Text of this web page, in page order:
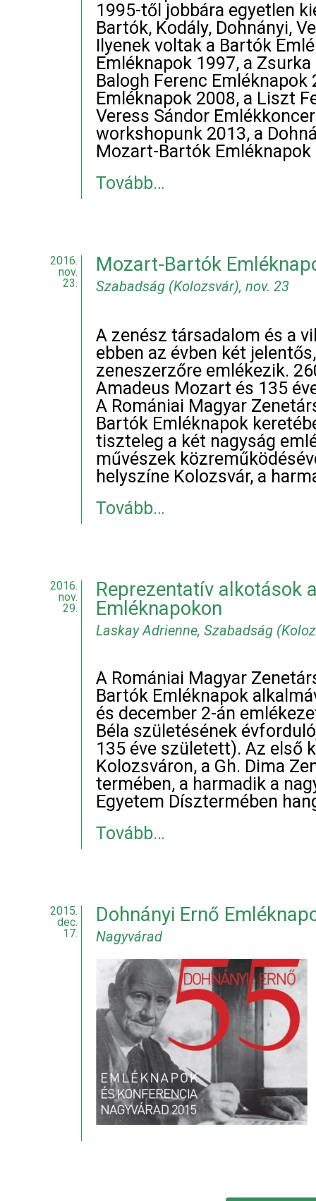
1995-től jobbára egyetlen
Bartók, Kodály, Dohnányi,
Ilyenek voltak a Bartók
Emléknapok 1997, a
Balogh Ferenc Emléknapok
Emléknapok 2008, a Liszt
Veress Sándor
workshopunk 2013, a
Mozart-Bartók Emléknapok
Tovább…
2016.
nov.
23.
Mozart-Bartók
Szabadság (Kolozsvár), nov. 23
A zenész társadalom és a
ebben az évben két
zeneszerzőre emlékezik.
Amadeus Mozart és 135
A Romániai Magyar
Bartók Emléknapok
tiszteleg a két nagyság
művészek
helyszíne Kolozsvár, a
Tovább…
2016.
nov.
29.
Reprezentatív alkotások
Emléknapokon
Laskay Adrienne, Szabadság
A Romániai Magyar
Bartók Emléknapok
és december 2-án
Béla születésének
135 éve született). Az első
Kolozsváron, a Gh. Dima
termében, a harmadik a
Egyetem Dísztermében
Tovább…
2015.
dec.
17.
Dohnányi Ernő
Nagyvárad